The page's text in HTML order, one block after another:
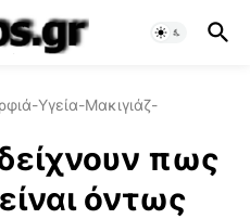
Υγεία-Μακιγιάζ-
πως
όντως